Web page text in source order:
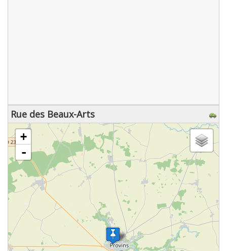
Rue des Beaux-Arts
chargement de la carte - veuillez patienter...
+
-